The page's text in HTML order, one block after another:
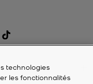
technologies
les fonctionnalités